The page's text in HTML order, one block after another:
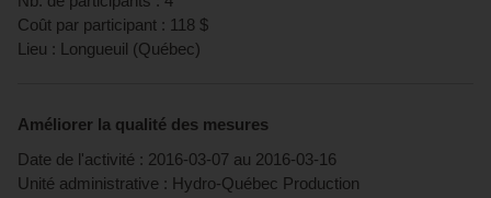
Coût par participant : 118 $
Lieu : Longueuil (Québec)
Améliorer la qualité des mesures
Date de l'activité : 2016-03-07 au 2016-03-16
Unité administrative : Hydro-Québec Production